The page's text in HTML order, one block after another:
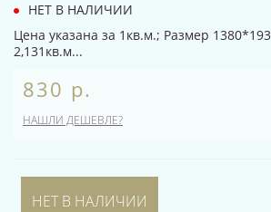
НЕТ В НАЛИЧИИ
Цена указана за 1кв.м.; Размер
2,131кв.м...
830 р.
НАШЛИ ДЕШЕВЛЕ?
НЕТ В НАЛИЧИИ